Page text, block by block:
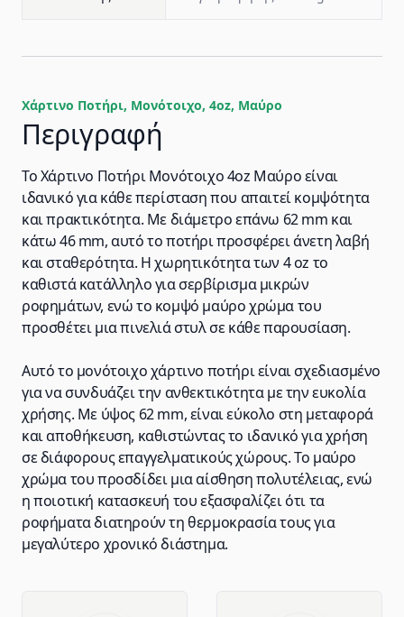
Xάρτινο Ποτήρι, Μονότοιχο, 4oz, Μαύρο
Περιγραφή
Το Χάρτινο Ποτήρι Μονότοιχο 4oz Μαύρο είναι
ιδανικό για κάθε περίσταση που απαιτεί κομψότητα
και πρακτικότητα. Με διάμετρο επάνω 62 mm και
κάτω 46 mm, αυτό το ποτήρι προσφέρει άνετη λαβή
και σταθερότητα. Η χωρητικότητα των 4 oz το
καθιστά κατάλληλο για σερβίρισμα μικρών
ροφημάτων, ενώ το κομψό μαύρο χρώμα του
προσθέτει μια πινελιά στυλ σε κάθε παρουσίαση.
Αυτό το μονότοιχο χάρτινο ποτήρι είναι σχεδιασμένο
για να συνδυάζει την ανθεκτικότητα με την ευκολία
χρήσης. Με ύψος 62 mm, είναι εύκολο στη μεταφορά
και αποθήκευση, καθιστώντας το ιδανικό για χρήση
σε διάφορους επαγγελματικούς χώρους. Το μαύρο
χρώμα του προσδίδει μια αίσθηση πολυτέλειας, ενώ
η ποιοτική κατασκευή του εξασφαλίζει ότι τα
ροφήματα διατηρούν τη θερμοκρασία τους για
μεγαλύτερο χρονικό διάστημα.